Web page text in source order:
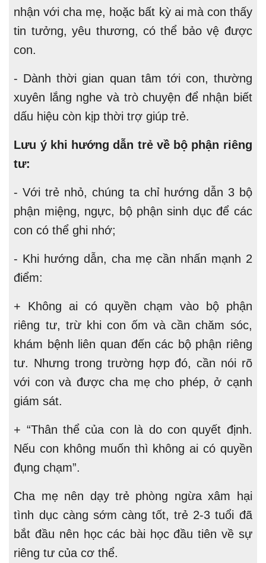
nhận với cha mẹ, hoặc bất kỳ ai mà con thấy
tin tưởng, yêu thương, có thể bảo vệ được
con.
- Dành thời gian quan tâm tới con, thường
xuyên lắng nghe và trò chuyện để nhận biết
dấu hiệu còn kịp thời trợ giúp trẻ.
Lưu ý khi hướng dẫn trẻ về bộ phận riêng
tư:
- Với trẻ nhỏ, chúng ta chỉ hướng dẫn 3 bộ
phận miệng, ngực, bộ phận sinh dục để các
con có thể ghi nhớ;
- Khi hướng dẫn, cha mẹ cần nhấn mạnh 2
điểm:
+ Không ai có quyền chạm vào bộ phận
riêng tư, trừ khi con ốm và cần chăm sóc,
khám bệnh liên quan đến các bộ phận riêng
tư. Nhưng trong trường hợp đó, cần nói rõ
với con và được cha mẹ cho phép, ở cạnh
giám sát.
+ “Thân thể của con là do con quyết định.
Nếu con không muốn thì không ai có quyền
đụng chạm”.
Cha mẹ nên dạy trẻ phòng ngừa xâm hại
tình dục càng sớm càng tốt, trẻ 2-3 tuổi đã
bắt đầu nên học các bài học đầu tiên về sự
riêng tư của cơ thể.